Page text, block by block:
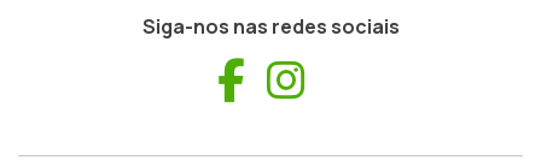
Siga-nos nas redes sociais
Facebook